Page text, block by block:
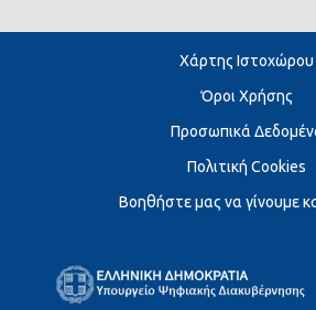
Χάρτης Ιστοχώρου
Όροι Χρήσης
Προσωπικά
Πολιτική Cookies
Βοηθήστε μας να γίνουμε